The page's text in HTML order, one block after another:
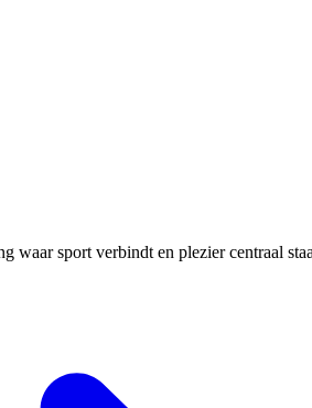
waar sport verbindt en plezier centraal